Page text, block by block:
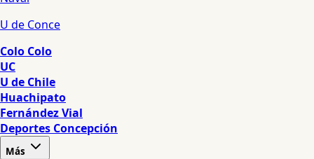
U de Conce
Colo Colo
UC
U de Chile
Huachipato
Fernández Vial
Deportes Concepción
Más